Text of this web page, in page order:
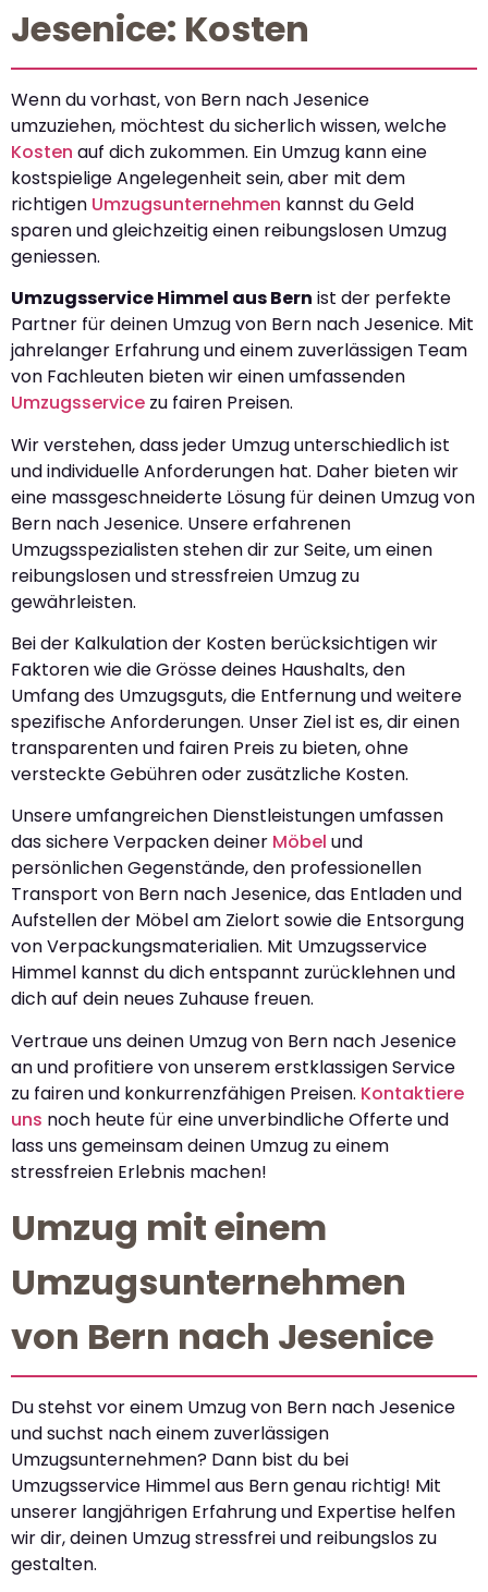
Jesenice: Kosten
Wenn du vorhast, von Bern nach Jesenice
umzuziehen, möchtest du sicherlich wissen, welche
Kosten auf dich zukommen. Ein Umzug kann eine
kostspielige Angelegenheit sein, aber mit dem
richtigen Umzugsunternehmen kannst du Geld
sparen und gleichzeitig einen reibungslosen Umzug
geniessen.
Umzugsservice Himmel aus Bern ist der perfekte
Partner für deinen Umzug von Bern nach Jesenice. Mit
jahrelanger Erfahrung und einem zuverlässigen Team
von Fachleuten bieten wir einen umfassenden
Umzugsservice zu fairen Preisen.
Wir verstehen, dass jeder Umzug unterschiedlich ist
und individuelle Anforderungen hat. Daher bieten wir
eine massgeschneiderte Lösung für deinen Umzug von
Bern nach Jesenice. Unsere erfahrenen
Umzugsspezialisten stehen dir zur Seite, um einen
reibungslosen und stressfreien Umzug zu
gewährleisten.
Bei der Kalkulation der Kosten berücksichtigen wir
Faktoren wie die Grösse deines Haushalts, den
Umfang des Umzugsguts, die Entfernung und weitere
spezifische Anforderungen. Unser Ziel ist es, dir einen
transparenten und fairen Preis zu bieten, ohne
versteckte Gebühren oder zusätzliche Kosten.
Unsere umfangreichen Dienstleistungen umfassen
das sichere Verpacken deiner Möbel und
persönlichen Gegenstände, den professionellen
Transport von Bern nach Jesenice, das Entladen und
Aufstellen der Möbel am Zielort sowie die Entsorgung
von Verpackungsmaterialien. Mit Umzugsservice
Himmel kannst du dich entspannt zurücklehnen und
dich auf dein neues Zuhause freuen.
Vertraue uns deinen Umzug von Bern nach Jesenice
an und profitiere von unserem erstklassigen Service
zu fairen und konkurrenzfähigen Preisen. Kontaktiere
uns noch heute für eine unverbindliche Offerte und
lass uns gemeinsam deinen Umzug zu einem
stressfreien Erlebnis machen!
Umzug mit einem
Umzugsunternehmen
von Bern nach Jesenice
Du stehst vor einem Umzug von Bern nach Jesenice
und suchst nach einem zuverlässigen
Umzugsunternehmen? Dann bist du bei
Umzugsservice Himmel aus Bern genau richtig! Mit
unserer langjährigen Erfahrung und Expertise helfen
wir dir, deinen Umzug stressfrei und reibungslos zu
gestalten.